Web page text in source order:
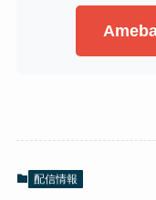
配信情報